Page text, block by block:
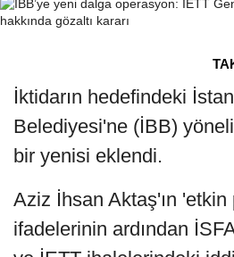
İktidarın hedefindeki
Belediyesi'ne (İBB)
bir yenisi eklendi.
Aziz İhsan Aktaş'ın 'etkin
ifadelerinin ardından